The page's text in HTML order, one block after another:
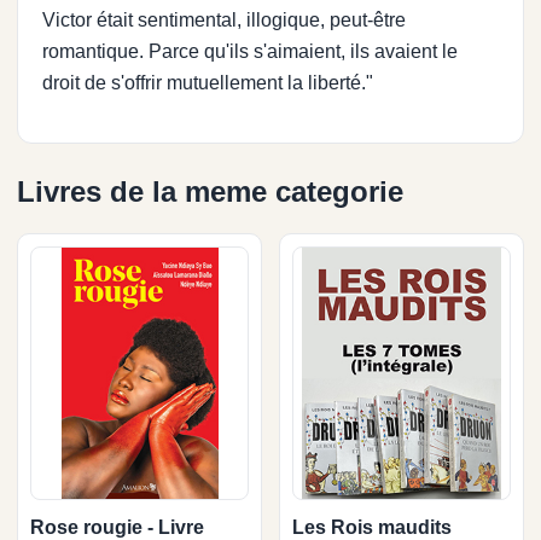
Victor était sentimental, illogique, peut-être
romantique. Parce qu'ils s'aimaient, ils avaient le
droit de s'offrir mutuellement la liberté."
Livres de la meme categorie
Rose rougie - Livre
Les Rois maudits